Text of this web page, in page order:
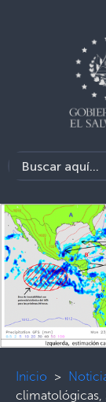
Inicio >
climatológicas,